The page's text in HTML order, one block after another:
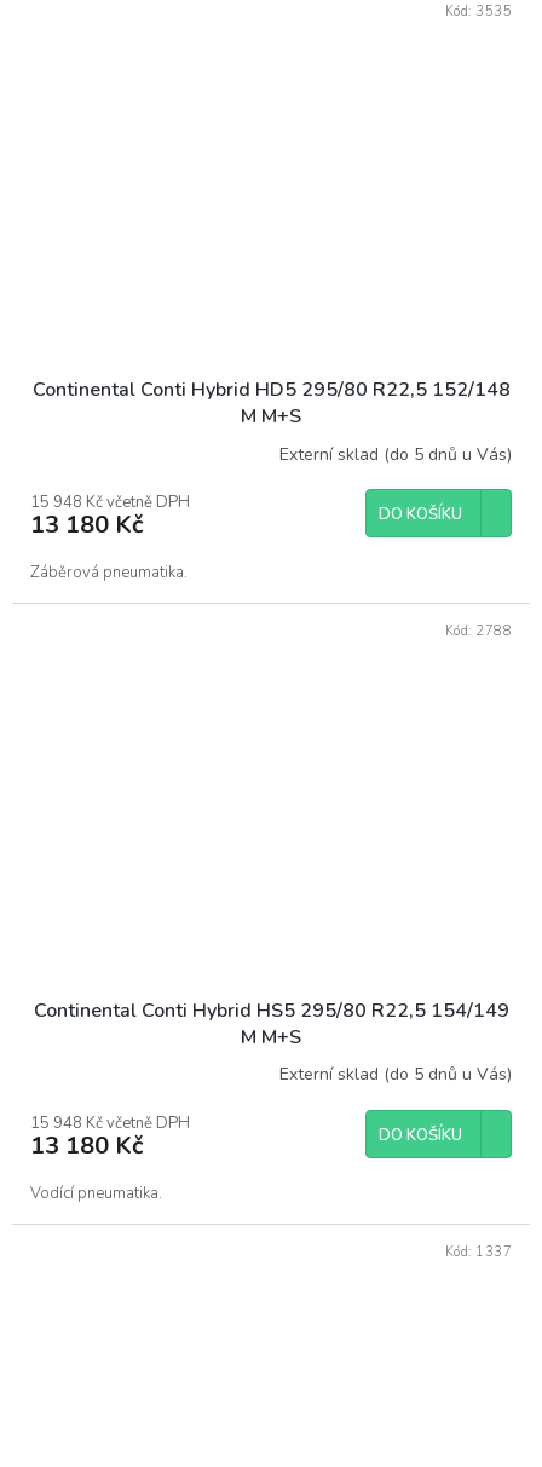
Continental Conti Hybrid HD5 295/80 R22,5 152/148
M M+S
Externí sklad (do 5 dnů u Vás)
15 948 Kč včetně DPH
13 180 Kč DO KOŠÍKU
Záběrová pneumatika.
Kód: 3535
Continental Conti Hybrid HS5 295/80 R22,5 154/149
M M+S
Externí sklad (do 5 dnů u Vás)
15 948 Kč včetně DPH
13 180 Kč DO KOŠÍKU
Vodící pneumatika.
Kód: 2788
Kód: 1337